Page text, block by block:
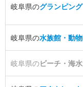
岐阜県のグランピング
岐阜県の水族館・動
岐阜県のビーチ・海